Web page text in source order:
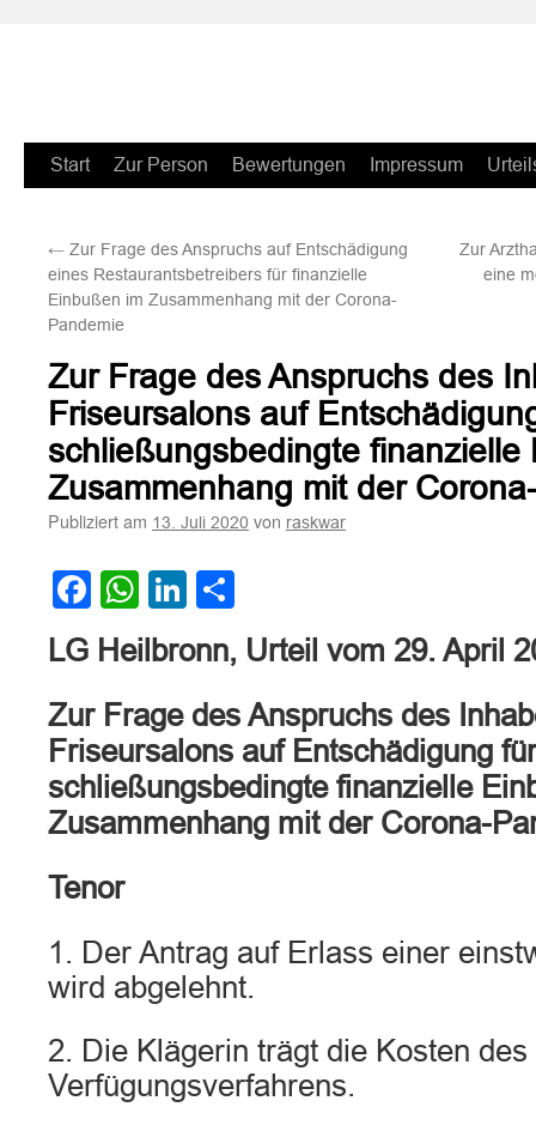
Zum
springen
Start Zur Person Bewertungen Impressum
← Zur Frage des Anspruchs auf Entschädigung
eines Restaurantsbetreibers für finanzielle
Einbußen im Zusammenhang mit der Corona-
Pandemie
Zur
eine
Zur Frage des Anspruchs des
Friseursalons auf
schließungsbedingte finanzielle
Zusammenhang mit der
Publiziert am 13. Juli 2020 von raskwar
Facebook
WhatsApp
LinkedIn
LG Heilbronn, Urteil vom 29. April
Zur Frage des Anspruchs des
Friseursalons auf Entschädigung für
schließungsbedingte finanzielle
Zusammenhang mit der Corona-
Tenor
1. Der Antrag auf Erlass einer
wird abgelehnt.
2. Die Klägerin trägt die Kosten des
Verfügungsverfahrens.